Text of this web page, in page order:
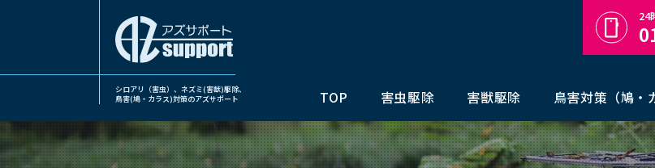
シロアリ（害虫）、ネズミ(害獣)駆除、
鳥害(鳩・カラス)対策のアズサポート
TOP 害虫駆除 害獣駆除 鳥害対策（鳩・
24